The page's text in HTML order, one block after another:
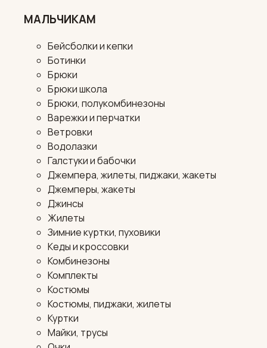
МАЛЬЧИКАМ
Бейсболки и кепки
Ботинки
Брюки
Брюки школа
Брюки, полукомбинезоны
Варежки и перчатки
Ветровки
Водолазки
Галстуки и бабочки
Джемпера, жилеты, пиджаки, жакеты
Джемперы, жакеты
Джинсы
Жилеты
Зимние куртки, пуховики
Кеды и кроссовки
Комбинезоны
Комплекты
Костюмы
Костюмы, пиджаки, жилеты
Куртки
Майки, трусы